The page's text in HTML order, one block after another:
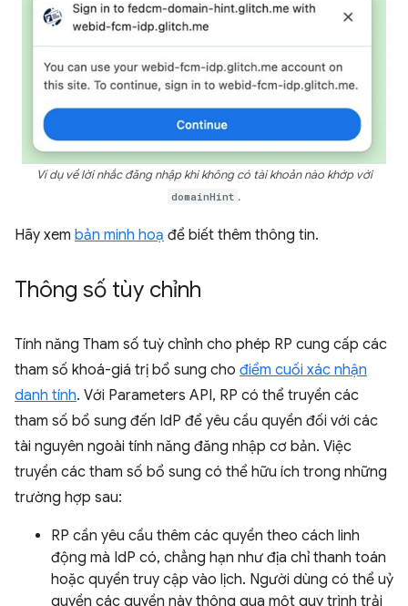
Ví dụ về lời nhắc đăng nhập khi không có tài khoản nào khớp với
domainHint .
Hãy xem bản minh hoạ để biết thêm thông tin.
Thông số tùy chỉnh
Tính năng Tham số tuỳ chỉnh cho phép RP cung cấp các
tham số khoá-giá trị bổ sung cho điểm cuối xác nhận
danh tính. Với Parameters API, RP có thể truyền các
tham số bổ sung đến IdP để yêu cầu quyền đối với các
tài nguyên ngoài tính năng đăng nhập cơ bản. Việc
truyền các tham số bổ sung có thể hữu ích trong những
trường hợp sau:
RP cần yêu cầu thêm các quyền theo cách linh
động mà IdP có, chẳng hạn như địa chỉ thanh toán
hoặc quyền truy cập vào lịch. Người dùng có thể uỷ
quyền các quyền này thông qua một quy trình trải